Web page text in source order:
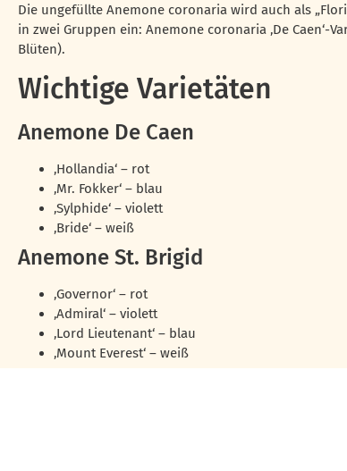
Die ungefüllte Anemone coronaria wird auch als
in zwei Gruppen ein: Anemone coronaria ‚De Caen‘-
Blüten).
Wichtige Varietäten
Anemone De Caen
‚Hollandia‘ – rot
‚Mr. Fokker‘ – blau
‚Sylphide‘ – violett
‚Bride‘ – weiß
Anemone St. Brigid
‚Governor‘ – rot
‚Admiral‘ – violett
‚Lord Lieutenant‘ – blau
‚Mount Everest‘ – weiß